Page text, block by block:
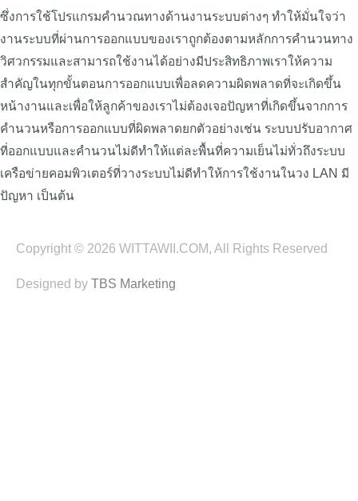
ซึ่งการใช้โปรแกรมคำนวณทางด้านงานระบบต่างๆ ทำให้มั่นใจว่า
งานระบบที่ผ่านการออกแบบของเราถูกต้องตามหลักการคำนวนทาง
วิศวกรรมและสามารถใช้งานได้อย่างมีประสิทธิภาพเราให้ความ
สำคัญในทุกขั้นตอนการออกแบบเพื่อลดความผิดพลาดที่จะเกิดขึ้น
หน้างานและเพื่อให้ลูกค้าของเราไม่ต้องเจอปัญหาที่เกิดขึ้นจากการ
คำนวนหรือการออกแบบที่ผิดพลาดยกตัวอย่างเช่น ระบบปรับอากาศ
ที่ออกแบบและคำนวนไม่ดีทำให้แต่ละพื้นที่ความเย็นไม่ทั่วถึงระบบ
เครือข่ายคอมพิวเตอร์ที่วางระบบไม่ดีทำให้การใช้งานในวง LAN มี
ปัญหา เป็นต้น
Copyright © 2026 WITTAWII.COM, All Rights Reserved
Designed by TBS Marketing